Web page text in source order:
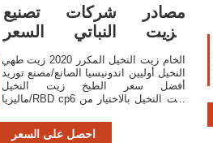
مصادر شركات تصنيع
الزيت النباتي السعر
والزيت النباتي السعر
الخام زيت النخيل المكرر 2020 زيت طهي
النخيل أوليين اندونيسيا الصانع/مصنع توريد
أفضل سعر الطبخ زيت النخيل
ماليزيا/RBD cp6 زيت النخيل بالاختيار من
ISO9001
احصل على السعر